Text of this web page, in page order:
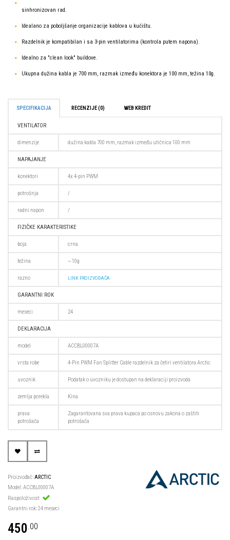
sinhronizovan rad.
Idealano za poboljšanje organizacije kablova u kućištu.
Razdelnik je kompatibilan i sa 3-pin ventilatorima (kontrola putem napona).
Idealno za "clean look" buildove.
Ukupna dužina kabla je 700 mm, razmak između konektora je 100 mm, težina 10g.
SPECIFIKACIJA RECENZIJE (0) WEB KREDIT
VENTILATOR
dimenzije dužina kabla 700 mm, razmak između utičnica 100 mm
NAPAJANJE
konektori 4x 4-pin PWM
potrošnja /
radni napon /
FIZIČKE KARAKTERISTIKE
boja crna
težina ~ 10g
razno LINK PROIZVOĐAČA
GARANTNI ROK
meseci 24
DEKLARACIJA
model ACCBL00007A
vrsta robe 4-Pin PWM Fan Splitter Cable razdelnik za četiri ventilatora Arctic
uvoznik Podatak o uvozniku je dostupan na deklaraciji proizvoda
zemlja porekla Kina
prava
potrošača
Zagarantovana sva prava kupaca po osnovu zakona o zaštiti
potrošača
Proizvođač:ARCTIC
Model: ACCBL00007A
Raspoloživost:
Garantni rok: 24 meseci
450.00